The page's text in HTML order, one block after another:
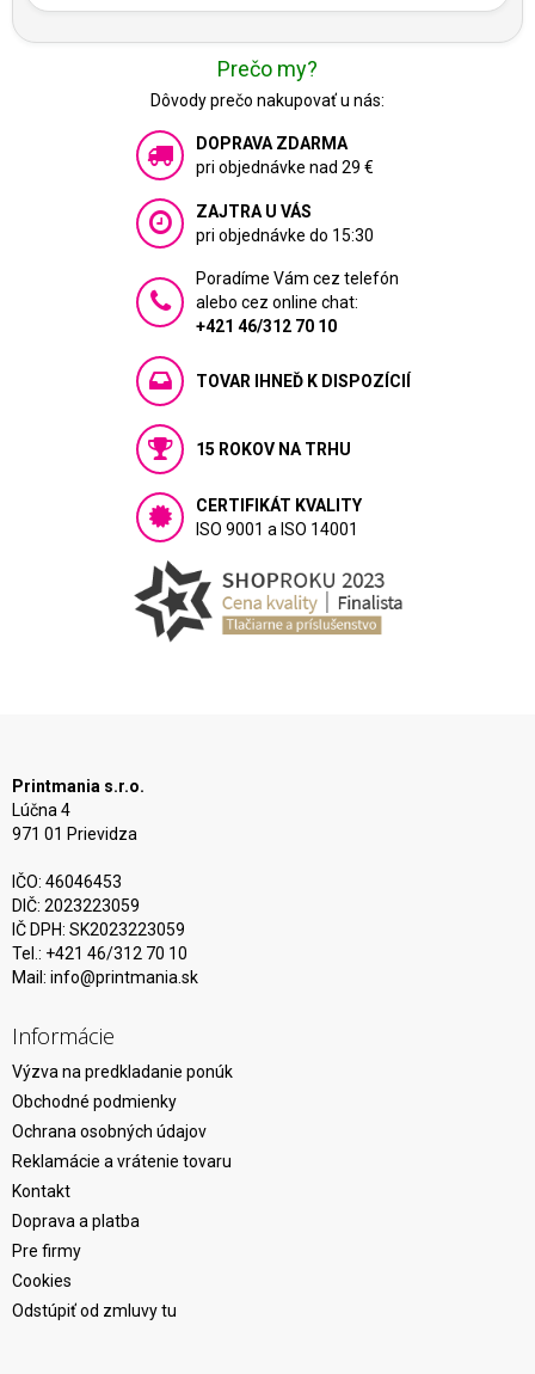
Prečo my?
Dôvody prečo nakupovať u nás:
DOPRAVA ZDARMA
pri objednávke nad 29 €
ZAJTRA U VÁS
pri objednávke do 15:30
Poradíme Vám cez telefón
alebo cez online chat:
+421 46/312 70 10
TOVAR IHNEĎ K DISPOZÍCIÍ
15 ROKOV NA TRHU
CERTIFIKÁT KVALITY
ISO 9001 a ISO 14001
Printmania s.r.o.
Lúčna 4
971 01 Prievidza
IČO: 46046453
DIČ: 2023223059
IČ DPH: SK2023223059
Tel.: +421 46/312 70 10
Mail: info@printmania.sk
Informácie
Výzva na predkladanie ponúk
Obchodné podmienky
Ochrana osobných údajov
Reklamácie a vrátenie tovaru
Kontakt
Doprava a platba
Pre firmy
Cookies
Odstúpiť od zmluvy tu